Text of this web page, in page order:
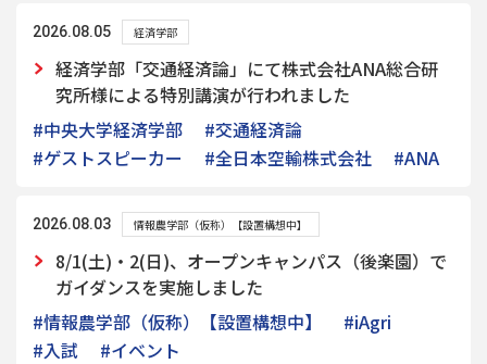
2026.08.05 経済学部
経済学部「交通経済論」にて株式会社ANA総合研
究所様による特別講演が行われました
#中央大学経済学部
#交通経済論
#ゲストスピーカー
#全日本空輸株式会社 #ANA
2026.08.03 情報農学部（仮称）【設置構想中】
8/1(土)・2(日)、オープンキャンパス（後楽園）で
ガイダンスを実施しました
#情報農学部（仮称）【設置構想中】
#iAgri
#入試
#イベント